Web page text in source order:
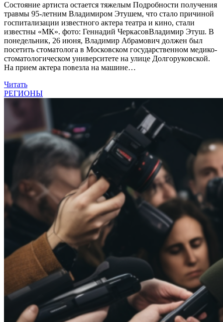
Состояние артиста остается тяжелым Подробности получения
травмы 95-летним Владимиром Этушем, что стало причиной
госпитализации известного актера театра и кино, стали
известны «МК». фото: Геннадий ЧеркасовВладимир Этуш. В
понедельник, 26 июня, Владимир Абрамович должен был
посетить стоматолога в Московском государственном медико-
стоматологическом университете на улице Долгоруковской.
На прием актера повезла на машине…
Читать
РЕГИОНЫ